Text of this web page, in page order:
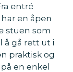
entré
en åpen
stuen som
å gå rett ut i
praktisk og
en enkel